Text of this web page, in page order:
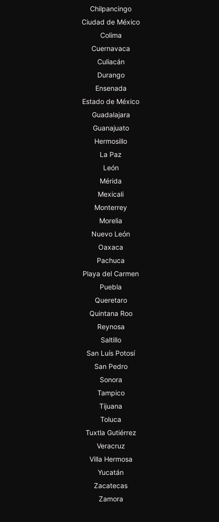
Chilpancingo
Ciudad de México
Colima
Cuernavaca
Culiacán
Durango
Ensenada
Estado de México
Guadalajara
Guanajuato
Hermosillo
La Paz
León
Mérida
Mexicali
Monterrey
Morelia
Nuevo León
Oaxaca
Pachuca
Playa del Carmen
Puebla
Queretaro
Quintana Roo
Reynosa
Saltillo
San Luís Potosí
San Pedro
Sonora
Tampico
Tijuana
Toluca
Tuxtla Gutiérrez
Veracruz
Villa Hermosa
Yucatán
Zacatecas
Zamora